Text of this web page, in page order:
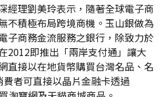
經理劉美玲表示，隨著全球電子商
不積極布局跨境商機。玉山銀做為
子商務金流服務之銀行，除致力於
2012即推出「兩岸支付通」讓大
直接以在地貨幣購買台灣名品、名
者可直接以晶片金融卡透過